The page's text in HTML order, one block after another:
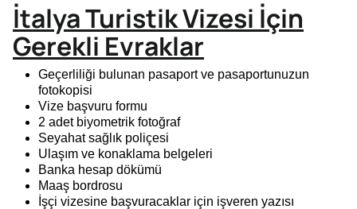
İtalya Turistik Vizesi İçin
Gerekli Evraklar
Geçerliliği bulunan pasaport ve pasaportunuzun
fotokopisi
Vize başvuru formu
2 adet biyometrik fotoğraf
Seyahat sağlık poliçesi
Ulaşım ve konaklama belgeleri
Banka hesap dökümü
Maaş bordrosu
İşçi vizesine başvuracaklar için işveren yazısı